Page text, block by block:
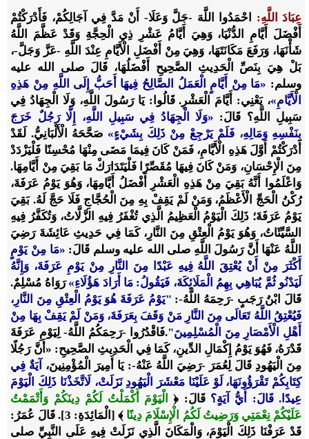
عِبَادَ اللَّهِ: احْمَدُوا اللَّهَ -جَلَّ وَعَلَا- أَنْ مَدَّ فِي آجَالِكُمْ، فَأَدْرَكْتُمْ
أَفْضَلَ أَيَّامِ الدُّنْيَا، وَهِيَ أَيَّامُ عَشْرِ ذِي الْحِجَّةِ وَقَدْ عَظَّمَ اللَّهُ
شَأْنَهَا، وَرَفَعَ مَكَانَتَهَا، وَهِيَ مِنْ أَفْضَلِ الْأَيَّامِ عِنْدَ اللَّهِ -عَزَّ وَجَلَّ-،
بَلْ هِيَ بِنَصِّ الْحَدِيثِ الصَّحِيحِ أَفْضَلُهَا، قَالَ صلى الله عليه
وسلم: «مَا مِنْ أَيَّامٍ الْعَمَلُ الصَّالِحُ فِيهَا أَحَبُّ إِلَى اللَّهِ مِنْ هَذِهِ
الْأَيَّامِ»، يَعْنِي: أَيَّامَ الْعَشْرِ. قَالُوا: يَا رَسُولَ اللَّهِ، وَلَا الْجِهَادُ فِي
سَبِيلِ اللَّهِ؟ قَالَ: «وَلَا الْجِهَادُ فِي سَبِيلِ اللَّهِ، إِلَّا رَجُلٌ خَرَجَ
بِنَفْسِهِ وَمَالِهِ، فَلَمْ يَرْجِعْ مِنْ ذَلِكَ بِشَيْءٍ» صَحَّحَهُ الْأَلْبَانِيُّ. لَقَدْ
أَدْرَكْتُمْ أَوَّلَ هَذِهِ الْأَيَّامِ، فَمَنْ كَانَ فِيمَا مَضَى مِنْهَا مُحْسِنًا فَلْيَزْدَدْ
مِنَ الْإِحْسَانِ، وَمَنْ كَانَ فِيهَا مُقَصِّرًا فَلْيَتَدَارَكْ مَا بَقِيَ مِنْ أَيَّامِهَا.
وَاعْلَمُوا أَنَّهُ بَقِيَ مِنْ هَذِهِ الْعَشْرِ أَفْضَلُ أَيَّامِهَا، وَهُوَ يَوْمُ عَرَفَةَ،
رُكْنُ الْحَجِّ الْأَعْظَمُ، وَمَنْ لَمْ يَقِفْ بِهِ مِنَ الْحُجَّاجِ فَلَا حَجَّ لَهُ. بَقِيَ
يَوْمُ عَرَفَةَ؛ ذَلِكَ الْيَوْمُ الْعَظِيمُ الَّذِي تُغْفَرُ فِيهِ الزَّلَّاتُ، وَتُكَفَّرُ فِيهِ
السَّيِّئَاتُ، وَهُوَ يَوْمُ الْعِتْقِ مِنَ النَّارِ، كَمَا فِي حَدِيثِ عَائِشَةَ رَضِيَ
اللَّهُ عَنْهَا أَنَّ رَسُولَ اللَّهِ صلى الله عليه وسلم قَالَ: «مَا مِنْ يَوْمٍ
أَكْثَرَ مِنْ أَنْ يُعْتِقَ اللَّهُ فِيهِ عَبْدًا مِنَ النَّارِ مِنْ يَوْمِ عَرَفَةَ، وَإِنَّهُ
لَيَدْنُو ثُمَّ يُبَاهِي بِهِمُ الْمَلَائِكَةَ، فَيَقُولُ: مَا أَرَادَ هَؤُلَاءِ»رَوَاهُ مُسْلِمٌ.
قَالَ ابْنُ رَجَبٍ -رَحِمَهُ اللَّهُ-: "يَوْمُ عَرَفَةَ هُوَ يَوْمُ الْعِتْقِ مِنَ النَّارِ،
فَيُعْتِقُ اللَّهُ تَعَالَى مِنَ النَّارِ مَنْ وَقَفَ بِعَرَفَةَ، وَمَنْ لَمْ يَقِفْ بِهَا مِنْ
أَهْلِ الْأَمْصَارِ مِنَ الْمُسْلِمِينَ".فَاقْدُرُوا -رَحِمَكُمُ اللَّهُ- لِيَوْمِ عَرَفَةَ
قَدْرَهُ، فَهُوَ يَوْمُ إِكْمَالِ الدِّينِ، كَمَا فِي الْحَدِيثِ الصَّحِيحِ: «أَنَّ رَجُلًا
مِنَ الْيَهُودِ قَالَ لِعُمَرَ -رَضِيَ اللَّهُ عَنْهُ-: يَا أَمِيرَ الْمُؤْمِنِينَ، آيَةٌ فِي
كِتَابِكُمْ تَقْرَؤُونَهَا، لَوْ عَلَيْنَا مَعْشَرَ الْيَهُودِ نَزَلَتْ، لَاتَّخَذْنَا ذَلِكَ الْيَوْمَ
عِيدًا. قَالَ: أَيُّ آيَةٍ؟ قَالَ: ﴿
الْيَوْمَ أَكْمَلْتُ لَكُمْ دِينَكُمْ وَأَتْمَمْتُ
عَلَيْكُمْ نِعْمَتِي وَرَضِيتُ لَكُمُ الْإِسْلَامَ دِينًا ﴾ [الْمَائِدَةِ: 3].
قَالَ عُمَرُ:
قَدْ عَرَفْنَا ذَلِكَ الْيَوْمَ، وَالْمَكَانَ الَّذِي نَزَلَتْ فِيهِ عَلَى النَّبِيِّ صلى